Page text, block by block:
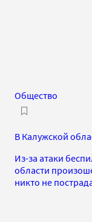
Общество
В Калужской
Из-за атаки
области
никто не